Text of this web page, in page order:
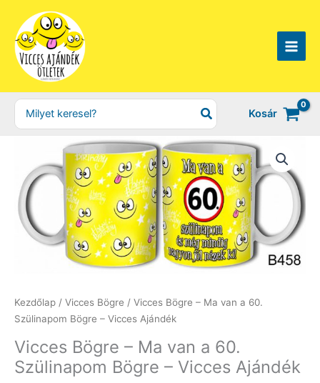
content
Search
for:
Kosár
Kezdőlap / Vicces Bögre / Vicces Bögre – Ma van a 60.
Szülinapom Bögre – Vicces Ajándék
Vicces Bögre – Ma van a 60.
Szülinapom Bögre – Vicces Ajándék